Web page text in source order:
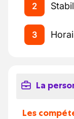
2
3
La
Les